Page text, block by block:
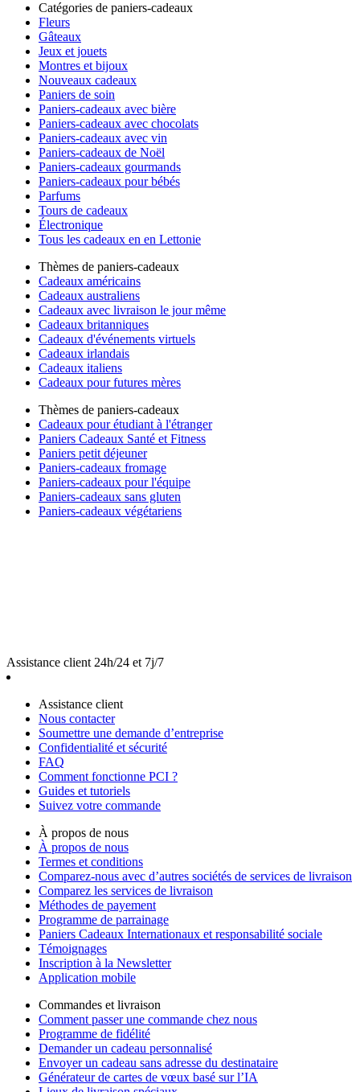
Catégories de paniers-cadeaux
Fleurs
Gâteaux
Jeux et jouets
Montres et bijoux
Nouveaux cadeaux
Paniers de soin
Paniers-cadeaux avec bière
Paniers-cadeaux avec chocolats
Paniers-cadeaux avec vin
Paniers-cadeaux de Noël
Paniers-cadeaux gourmands
Paniers-cadeaux pour bébés
Parfums
Tours de cadeaux
Électronique
Tous les cadeaux en en Lettonie
Thèmes de paniers-cadeaux
Cadeaux américains
Cadeaux australiens
Cadeaux avec livraison le jour même
Cadeaux britanniques
Cadeaux d'événements virtuels
Cadeaux irlandais
Cadeaux italiens
Cadeaux pour futures mères
Thèmes de paniers-cadeaux
Cadeaux pour étudiant à l'étranger
Paniers Cadeaux Santé et Fitness
Paniers petit déjeuner
Paniers-cadeaux fromage
Paniers-cadeaux pour l'équipe
Paniers-cadeaux sans gluten
Paniers-cadeaux végétariens
Assistance client 24h/24 et 7j/7
Assistance client
Nous contacter
Soumettre une demande d’entreprise
Confidentialité et sécurité
FAQ
Comment fonctionne PCI ?
Guides et tutoriels
Suivez votre commande
À propos de nous
À propos de nous
Termes et conditions
Comparez-nous avec d’autres sociétés de services de livraison
Comparez les services de livraison
Méthodes de payement
Programme de parrainage
Paniers Cadeaux Internationaux et responsabilité sociale
Témoignages
Inscription à la Newsletter
Application mobile
Commandes et livraison
Comment passer une commande chez nous
Programme de fidélité
Demander un cadeau personnalisé
Envoyer un cadeau sans adresse du destinataire
Générateur de cartes de vœux basé sur l’IA